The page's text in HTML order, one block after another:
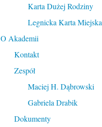
Karta Dużej Rodziny
Legnicka Karta Miejska
O Akademii
Kontakt
Zespół
Maciej H. Dąbrowski
Gabriela Drabik
Dokumenty